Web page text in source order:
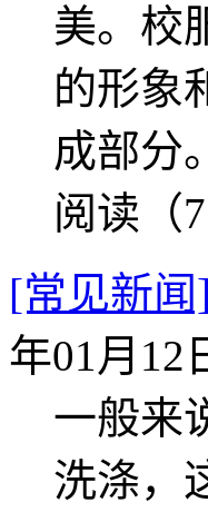
美。校
的形象
成部分。
阅读（
[常见新
年01月12
一般来
洗涤，